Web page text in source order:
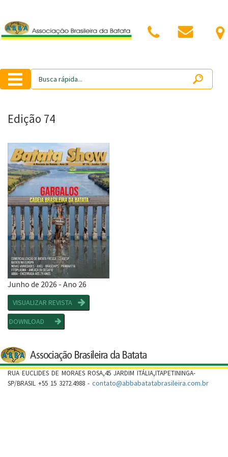
Edição 74
Junho de 2026 - Ano 26
VISUALIZAR REVISTA
DOWNLOAD
RUA EUCLIDES DE MORAES ROSA,45 JARDIM ITÁLIA,ITAPETININGA-
SP/BRASIL +55 15 3272.4988 - contato@abbabatatabrasileira.com.br